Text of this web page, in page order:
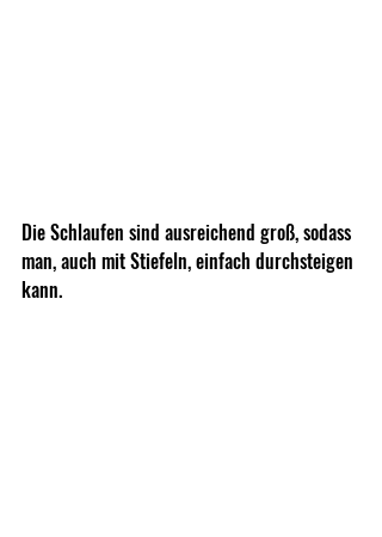
Die Schlaufen sind ausreichend groß, sodass
man, auch mit Stiefeln, einfach durchsteigen
kann.